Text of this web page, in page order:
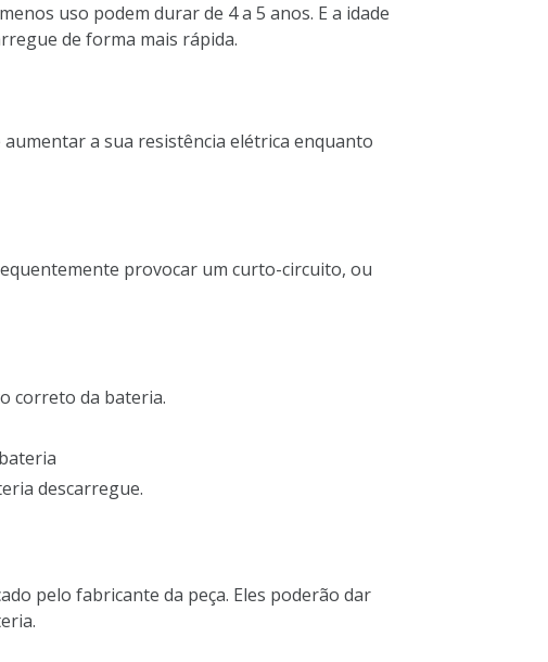
uso podem durar de 4 a 5 anos. E a idade
de forma mais rápida.
a sua resistência elétrica enquanto
provocar um curto-circuito, ou
correto da bateria.
descarregue.
pelo fabricante da peça. Eles poderão dar